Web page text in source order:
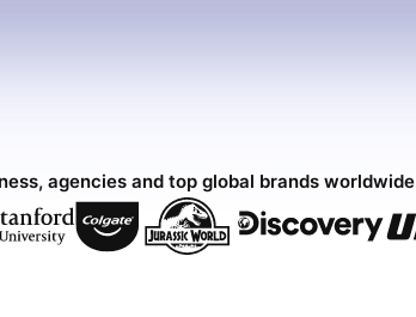
agencies and top global brands worldwide